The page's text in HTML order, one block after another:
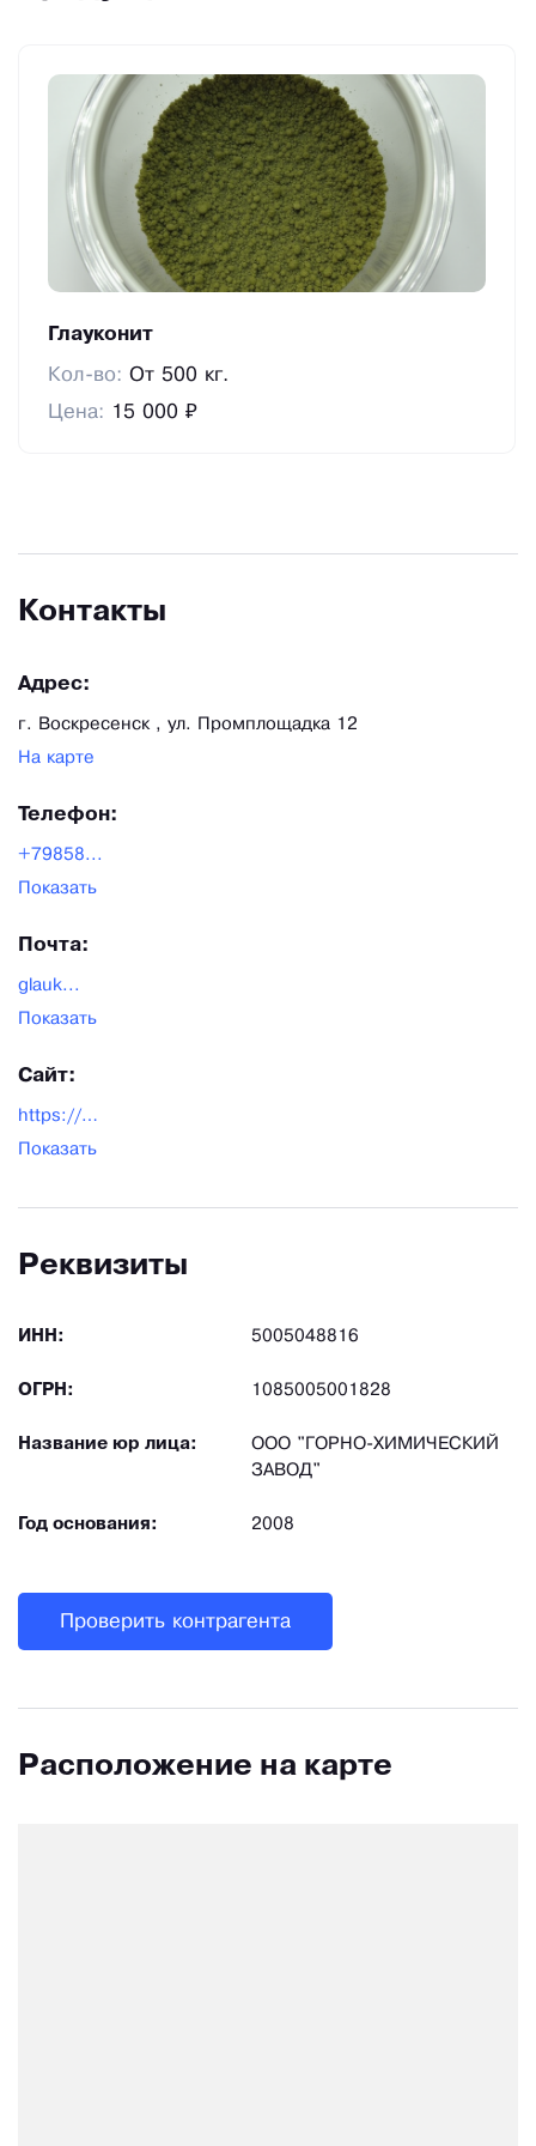
Глауконит
Кол-во:От 500 кг.
Цена: 15 000 ₽
Контакты
Адрес:
г. Воскресенск , ул. Промплощадка 12
На карте
Телефон:
+79858...
Показать
Почта:
glauk...
Показать
Сайт:
https://glauconiteco.ru
Показать
Реквизиты
ИНН: 5005048816
ОГРН: 1085005001828
Название юр лица:
ООО "ГОРНО-ХИМИЧЕСКИЙ
ЗАВОД"
Год основания: 2008
Проверить контрагента
Расположение на карте